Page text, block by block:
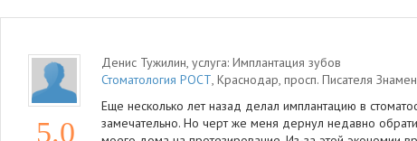
5.0
Денис Тужилин, услуга: Имплантация зубов
Стоматология РОСТ, Краснодар, просп. Писателя
Еще несколько лет назад делал имплантацию в
замечательно. Но черт же меня дернул недавно